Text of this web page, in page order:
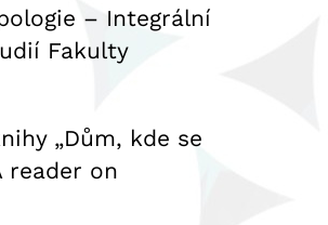
– Integrální
Fakulty
„Dům, kde se
reader on